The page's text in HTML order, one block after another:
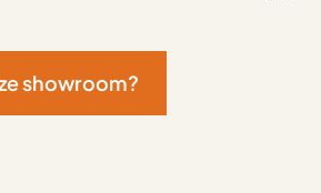
showroom?